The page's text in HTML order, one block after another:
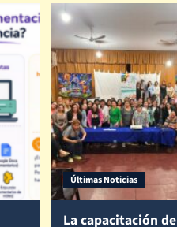
Últimas Noticias
La capacitación de